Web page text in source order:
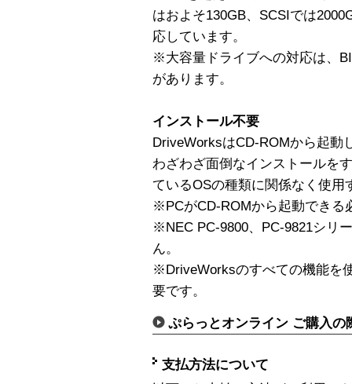
はおよそ130GB、SCSIでは
応しています。
※大容量ドライブへの対応は、
があります。
インストール不要
DriveWorksはCD-ROMから起動
わざわざ面倒なインストールを
ているOSの種類に関係なく使用
※PCがCD-ROMから起動できる
※NEC PC-9800、PC-9821シリ
ん。
※DriveWorksのすべての機能を
要です。
ぷらっとオンライン ご購入の
支払方法について